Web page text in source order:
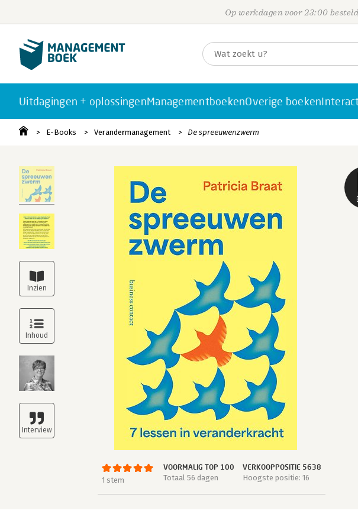
Op werkdagen voor 23:00
Uitdagingen + oplossingenManagementboekenOverige boeken
E-Books Verandermanagement De spreeuwenzwerm
1 stem
VOORMALIG TOP 100
Totaal 56 dagen
VERKOOPPOSITIE 5638
Hoogste positie: 16